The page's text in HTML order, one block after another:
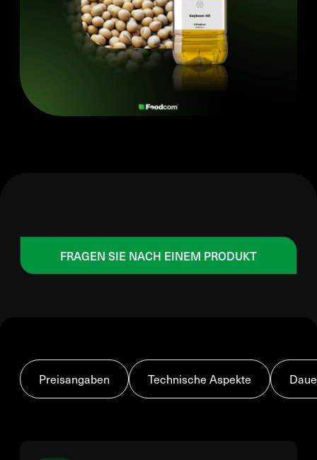
FRAGEN SIE NACH EINEM PRODUKT
Preisangaben Technische Aspekte